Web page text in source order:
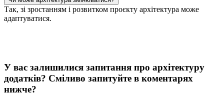
Так, зі зростанням і розвитком проєкту архітектура може
адаптуватися.
У вас залишилися запитання про архітектуру
додатків? Сміливо запитуйте в коментарях
нижче?